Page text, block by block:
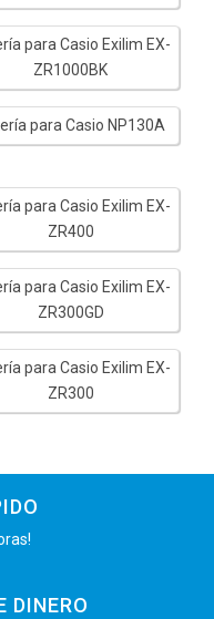
para Casio Exilim EX-
ZR1000BK
para Casio NP130A
para Casio Exilim EX-
ZR400
para Casio Exilim EX-
ZR300GD
para Casio Exilim EX-
ZR300
DINERO